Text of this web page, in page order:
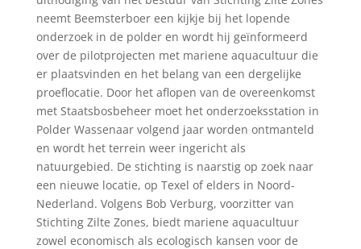
neemt Beemsterboer een kijkje bij het lopende
onderzoek in de polder en wordt hij geïnformeerd
over de pilotprojecten met mariene aquacultuur die
er plaatsvinden en het belang van een dergelijke
proeflocatie. Door het aflopen van de overeenkomst
met Staatsbosbeheer moet het onderzoeksstation in
Polder Wassenaar volgend jaar worden ontmanteld
en wordt het terrein weer ingericht als
natuurgebied. De stichting is naarstig op zoek naar
een nieuwe locatie, op Texel of elders in Noord-
Nederland. Volgens Bob Verburg, voorzitter van
Stichting Zilte Zones, biedt mariene aquacultuur
zowel economisch als ecologisch kansen voor de